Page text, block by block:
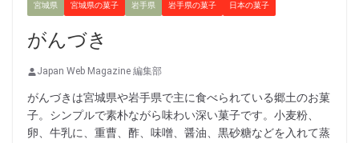
宮城県 宮城県の菓子 岩手県 岩手県の菓子 日本の菓子
がんづき
Japan Web Magazine 編集部
がんづきは宮城県や岩手県で主に食べられている郷土のお菓
子。シンプルで素朴ながら味わい深い菓子です。小麦粉、
卵、牛乳に、重曹、酢、味噌、醤油、黒砂糖などを入れて蒸